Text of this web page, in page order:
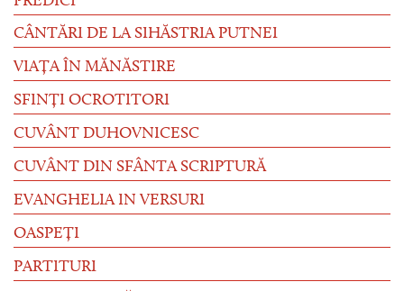
CÂNTĂRI DE LA SIHĂSTRIA PUTNEI
VIAȚA ÎN MĂNĂSTIRE
SFINȚI OCROTITORI
CUVÂNT DUHOVNICESC
CUVÂNT DIN SFÂNTA SCRIPTURĂ
EVANGHELIA IN VERSURI
OASPEȚI
PARTITURI